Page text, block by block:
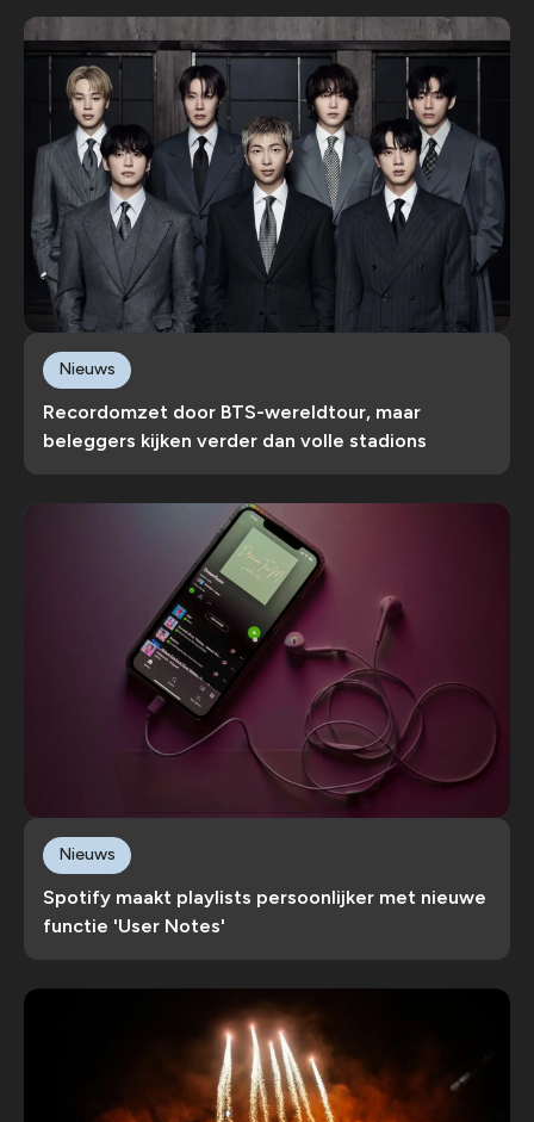
Recordomzet door BTS-wereldtour, maar
beleggers kijken verder dan volle stadions
Nieuws
Spotify maakt playlists persoonlijker met nieuwe
functie 'User Notes'
Nieuws